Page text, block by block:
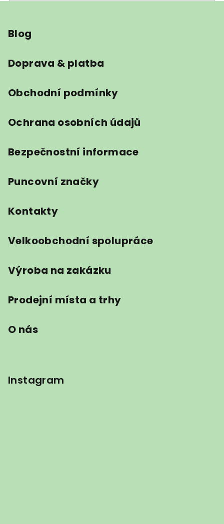
Blog
Doprava & platba
Obchodní podmínky
Ochrana osobních údajů
Bezpečnostní informace
Puncovní značky
Kontakty
Velkoobchodní spolupráce
Výroba na zakázku
Prodejní místa a trhy
O nás
Instagram